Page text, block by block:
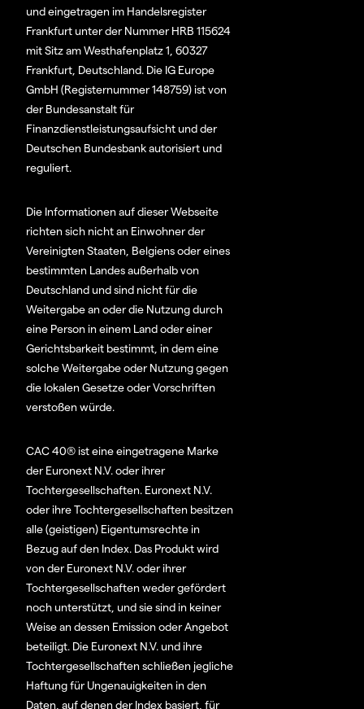
und eingetragen im Handelsregister
Frankfurt unter der Nummer HRB 115624
mit Sitz am Westhafenplatz 1, 60327
Frankfurt, Deutschland. Die IG Europe
GmbH (Registernummer 148759) ist von
der Bundesanstalt für
Finanzdienstleistungsaufsicht und der
Deutschen Bundesbank autorisiert und
reguliert.
Die Informationen auf dieser Webseite
richten sich nicht an Einwohner der
Vereinigten Staaten, Belgiens oder eines
bestimmten Landes außerhalb von
Deutschland und sind nicht für die
Weitergabe an oder die Nutzung durch
eine Person in einem Land oder einer
Gerichtsbarkeit bestimmt, in dem eine
solche Weitergabe oder Nutzung gegen
die lokalen Gesetze oder Vorschriften
verstoßen würde.
CAC 40® ist eine eingetragene Marke
der Euronext N.V. oder ihrer
Tochtergesellschaften. Euronext N.V.
oder ihre Tochtergesellschaften besitzen
alle (geistigen) Eigentumsrechte in
Bezug auf den Index. Das Produkt wird
von der Euronext N.V. oder ihrer
Tochtergesellschaften weder gefördert
noch unterstützt, und sie sind in keiner
Weise an dessen Emission oder Angebot
beteiligt. Die Euronext N.V. und ihre
Tochtergesellschaften schließen jegliche
Haftung für Ungenauigkeiten in den
Daten, auf denen der Index basiert, für